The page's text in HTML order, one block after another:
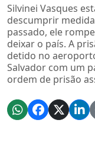
Silvinei Vasques
descumprir
passado, ele
deixar o país. A
detido no
Salvador com um
ordem de prisão